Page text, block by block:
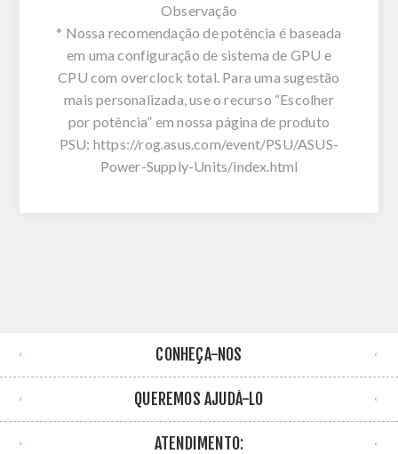
Observação
* Nossa recomendação de potência é baseada
em uma configuração de sistema de GPU e
CPU com overclock total. Para uma sugestão
mais personalizada, use o recurso “Escolher
por potência” em nossa página de produto
PSU: https://rog.asus.com/event/PSU/ASUS-
Power-Supply-Units/index.html
CONHEÇA-NOS
QUEREMOS AJUDÁ-LO
ATENDIMENTO: